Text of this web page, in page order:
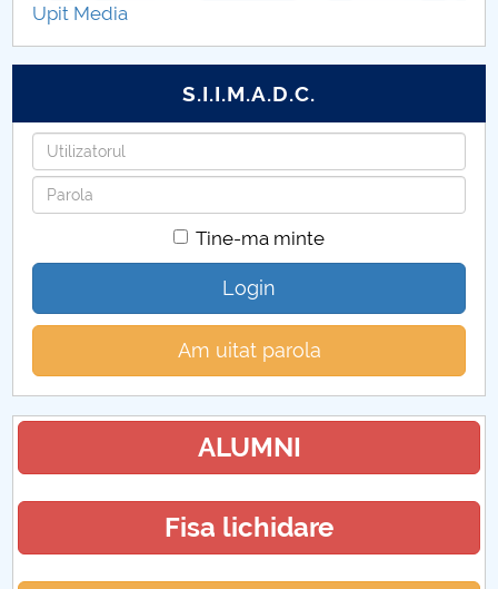
Proiecte internaționale 2021
Proiecte internaționale 2019
Proiecte internaționale 2011
Proiecte internaționale 2012
Proiecte internaționale 2013
Proiecte internaționale 2014
Proiecte internaționale 2016
Proiecte internaționale 2017
Upit Media
S.I.I.M.A.D.C.
Utilizatorul
Parola
Tine-ma minte
Login
Am uitat parola
ALUMNI
Fisa lichidare